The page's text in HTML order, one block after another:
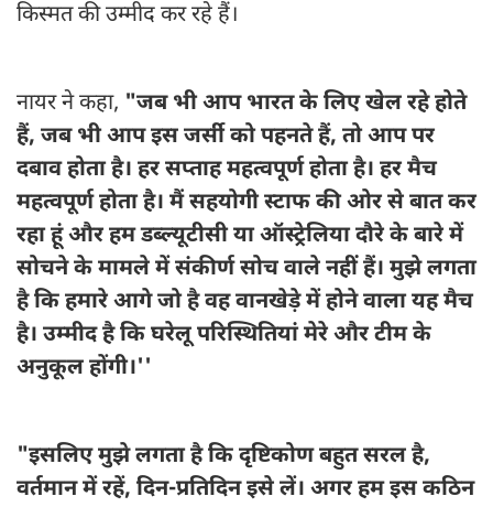
किस्मत की उम्मीद कर रहे हैं।
नायर ने कहा, "जब भी आप भारत के लिए खेल रहे होते
हैं, जब भी आप इस जर्सी को पहनते हैं, तो आप पर
दबाव होता है। हर सप्ताह महत्वपूर्ण होता है। हर मैच
महत्वपूर्ण होता है। मैं सहयोगी स्टाफ की ओर से बात कर
रहा हूं और हम डब्ल्यूटीसी या ऑस्ट्रेलिया दौरे के बारे में
सोचने के मामले में संकीर्ण सोच वाले नहीं हैं। मुझे लगता
है कि हमारे आगे जो है वह वानखेड़े में होने वाला यह मैच
है। उम्मीद है कि घरेलू परिस्थितियां मेरे और टीम के
अनुकूल होंगी।''
"इसलिए मुझे लगता है कि दृष्टिकोण बहुत सरल है,
वर्तमान में रहें, दिन-प्रतिदिन इसे लें। अगर हम इस कठिन